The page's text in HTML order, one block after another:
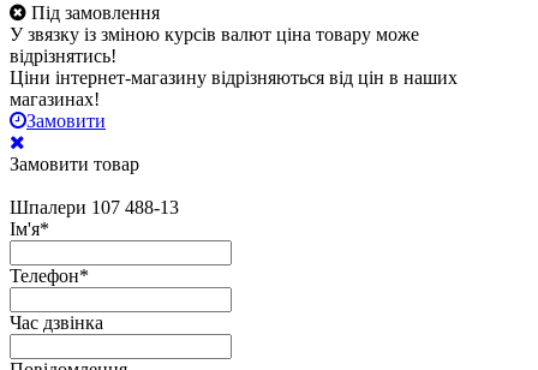
Під замовлення
У звязку із зміною курсів валют ціна товару може
відрізнятись!
Ціни інтернет-магазину відрізняються від цін в наших
магазинах!
Замовити
Замовити товар
Шпалери 107 488-13
Ім'я*
Телефон*
Час дзвінка